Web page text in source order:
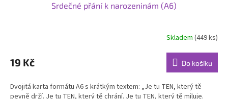
Srdečné přání k narozeninám (A6)
Skladem (449 ks)
19 Kč Do košíku
Dvojitá karta formátu A6 s krátkým textem: „Je tu TEN, který tě
pevně drží. Je tu TEN, který tě chrání. Je tu TEN, který tě miluje.